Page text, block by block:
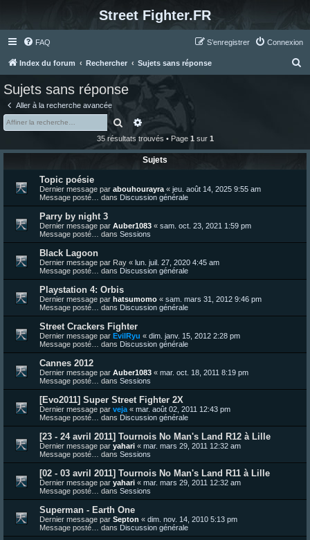
Street Fighter.FR
FAQ Connexion
S’enregistrer
Index du forum Rechercher Sujets sans réponse
Sujets sans réponse
Aller à la recherche avancée
RechercherRecherche avancée
35 résultats trouvés • Page 1 sur 1
Sujets
Topic poésie
Dernier message par abouhourayra « jeu. août 14, 2025 9:55 am
Message posté… dans Discussion générale
Parry by night 3
Dernier message par Auber1083 « sam. oct. 23, 2021 1:59 pm
Message posté… dans Sessions
Black Lagoon
Dernier message par Ray « lun. juil. 27, 2020 4:45 am
Message posté… dans Discussion générale
Playstation 4: Orbis
Dernier message par hatsumomo « sam. mars 31, 2012 9:46 pm
Message posté… dans Discussion générale
Street Crackers Fighter
Dernier message par EvilRyu « dim. janv. 15, 2012 2:28 pm
Message posté… dans Discussion générale
Cannes 2012
Dernier message par Auber1083 « mar. oct. 18, 2011 8:19 pm
Message posté… dans Sessions
[Evo2011] Super Street Fighter 2X
Dernier message par veja « mar. août 02, 2011 12:43 pm
Message posté… dans Discussion générale
[23 - 24 avril 2011] Tournois No Man's Land R12 à Lille
Dernier message par yahari « mar. mars 29, 2011 12:32 am
Message posté… dans Sessions
[02 - 03 avril 2011] Tournois No Man's Land R11 à Lille
Dernier message par yahari « mar. mars 29, 2011 12:32 am
Message posté… dans Sessions
Superman - Earth One
Dernier message par Septon « dim. nov. 14, 2010 5:13 pm
Message posté… dans Discussion générale